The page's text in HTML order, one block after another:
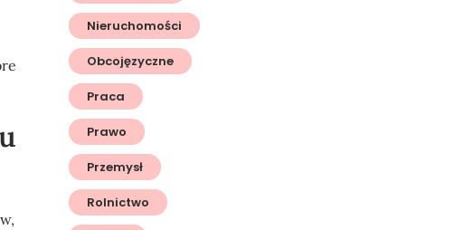
Nieruchomości
Obcojęzyczne
Praca
Prawo
Przemysł
Rolnictwo